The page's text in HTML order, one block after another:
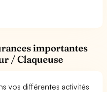
importantes
/ Claqueuse
vos différentes activités